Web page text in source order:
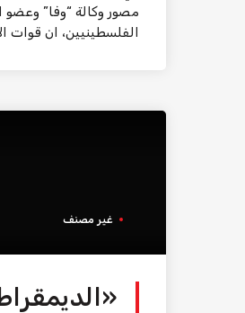
مصور وكالة “وفا” وعضو
الفلسطينيين، ان قوات
غير مصنف